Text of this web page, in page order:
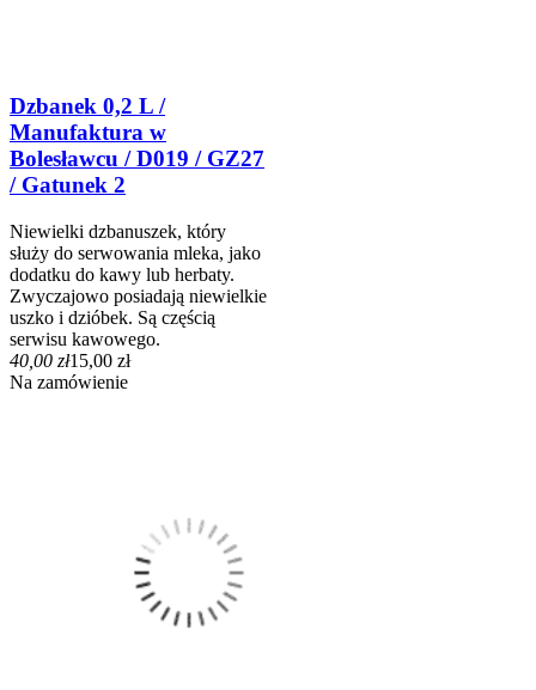
Dzbanek 0,2 L /
Manufaktura w
Bolesławcu / D019 / GZ27
/ Gatunek 2
Niewielki dzbanuszek, który
służy do serwowania mleka, jako
dodatku do kawy lub herbaty.
Zwyczajowo posiadają niewielkie
uszko i dzióbek. Są częścią
serwisu kawowego.
40,00 zł15,00 zł
Na zamówienie